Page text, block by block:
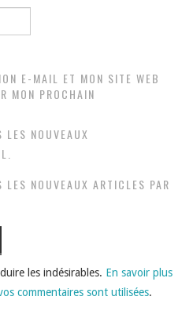
E-MAIL ET MON SITE WEB
MON PROCHAIN
LES NOUVEAUX
LES NOUVEAUX ARTICLES PAR
les indésirables. En savoir plus
commentaires sont utilisées.